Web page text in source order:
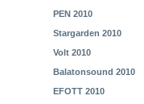
PEN 2010
Stargarden 2010
Volt 2010
Balatonsound 2010
EFOTT 2010